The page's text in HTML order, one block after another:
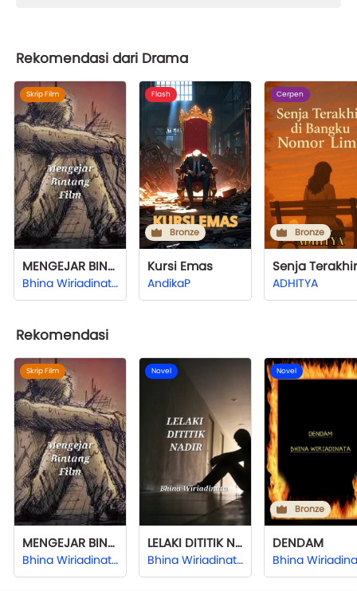
Rekomendasi dari Drama
Skrip Film
MENGEJAR BINTANG FILM
Bhina Wiriadinata
Flash
Bronze
Kursi Emas
AndikaP
Cerpen
Bronze
ADHITYA
Rekomendasi
Skrip Film
MENGEJAR BINTANG FILM
Bhina Wiriadinata
Novel
LELAKI DITITIK NADIR
Bhina Wiriadinata
Novel
Bronze
DENDAM